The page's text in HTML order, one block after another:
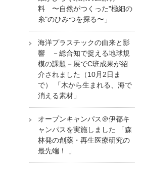
料 〜自然がつくった"極細の
糸"のひみつを探る〜」
海洋プラスチックの由来と影
響 －総合知で捉える地球規
模の課題－展でC班成果が紹
介されました（10月2日ま
で） 「木から生まれる、海で
消える素材」
オープンキャンパス＠伊都キ
ャンパスを実施しました 「森
林発の創薬・再生医療研究の
最先端！ 」